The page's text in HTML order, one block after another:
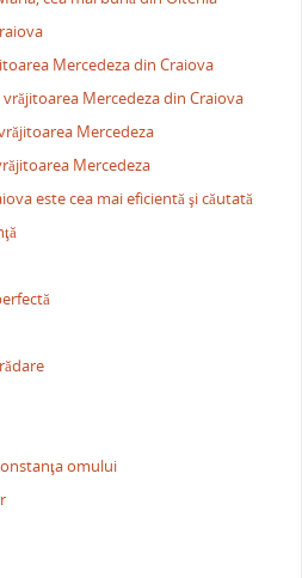
Mercedeza din Craiova
Mercedeza din Craiova
Mercedeza
Mercedeza
este cea mai eficientă şi căutată
omului